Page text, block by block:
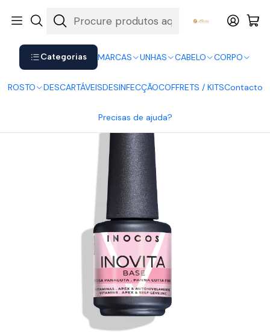
Categorias MARCAS UNHAS CABELO CORPO
ROSTO DESCARTÁVEISDESINFECÇÃOCOFFRETS / KITSContacto
Precisas de ajuda?
Shop now. Pay later with Klarna.
Inocos Base INOVITA Rosa Panacota